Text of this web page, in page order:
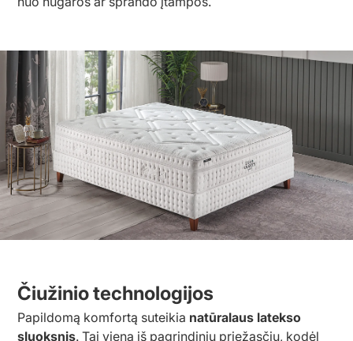
Čiužinio technologijos
Papildomą komfortą suteikia natūralaus latekso
sluoksnis. Tai viena iš pagrindinių priežasčių, kodėl